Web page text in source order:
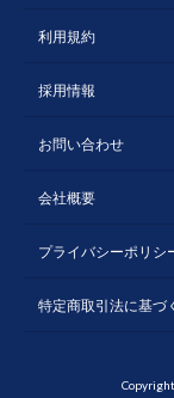
利用規約
採用情報
お問い合わせ
会社概要
プライバシーポリシ
特定商取引法に基づ